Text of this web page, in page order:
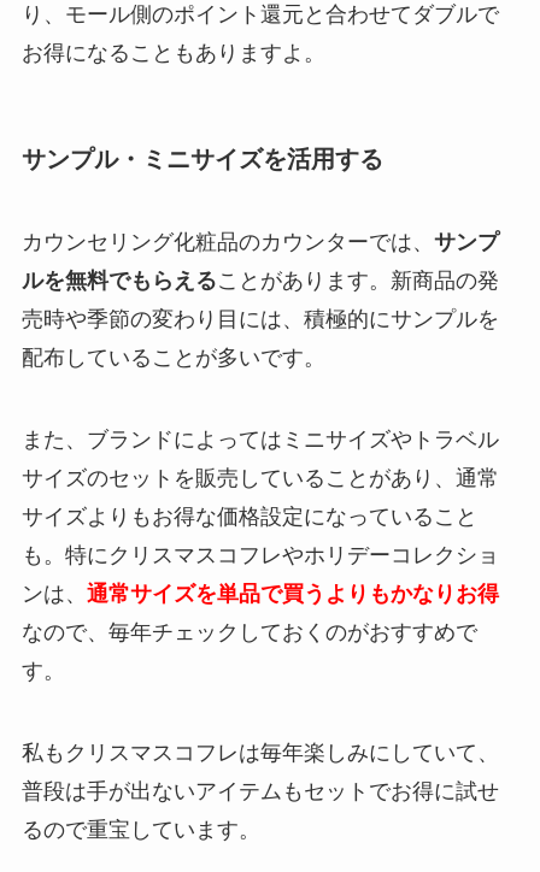
り、モール側のポイント還元と合わせてダブルで
お得になることもありますよ。
サンプル・ミニサイズを活用する
カウンセリング化粧品のカウンターでは、 サンプ
ルを無料でもらえることがあります。新商品の発
売時や季節の変わり目には、積極的にサンプルを
配布していることが多いです。
また、ブランドによってはミニサイズやトラベル
サイズのセットを販売していることがあり、通常
サイズよりもお得な価格設定になっていること
も。特にクリスマスコフレやホリデーコレクショ
ンは、 通常サイズを単品で買うよりもかなりお得
なので、毎年チェックしておくのがおすすめで
す。
私もクリスマスコフレは毎年楽しみにしていて、
普段は手が出ないアイテムもセットでお得に試せ
るので重宝しています。